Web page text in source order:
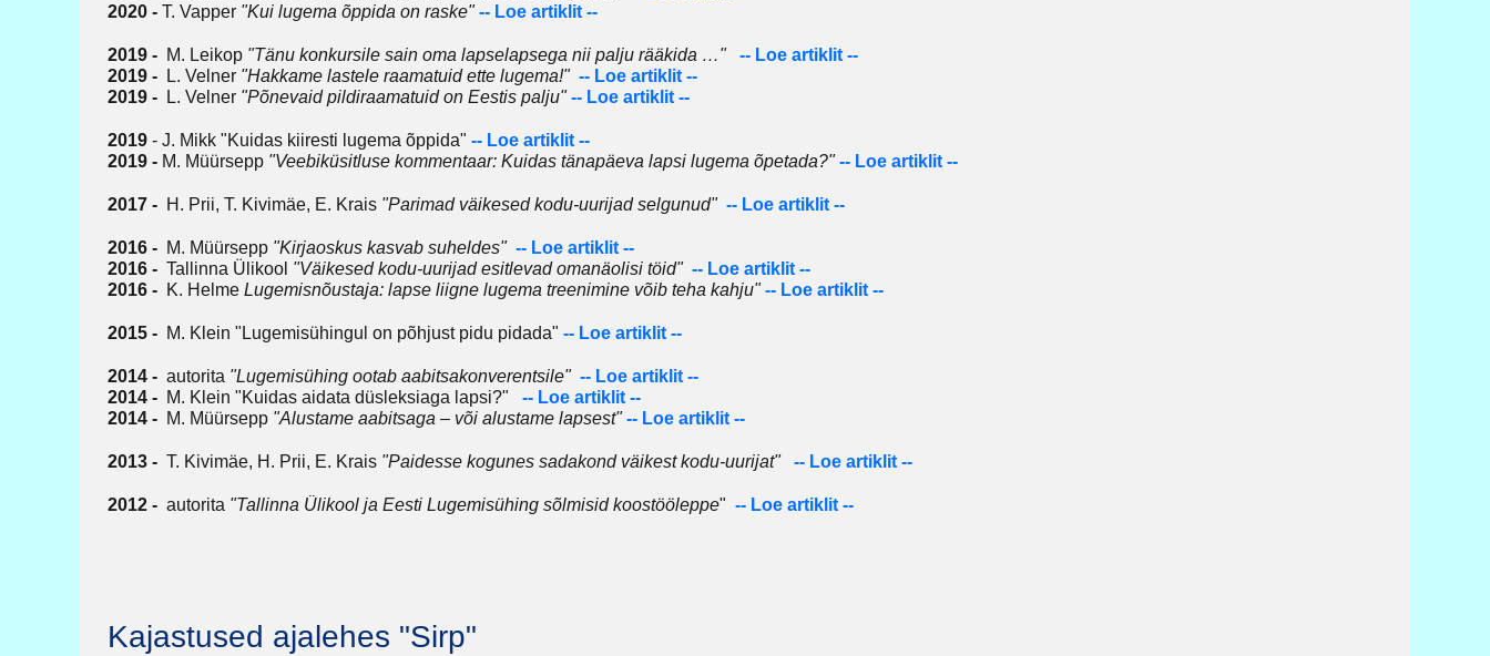
2020 - T. Vapper "Kui lugema õppida on raske" -- Loe artiklit --
2019 - M. Leikop "Tänu konkursile sain oma lapselapsega nii palju rääkida …"
-- Loe artiklit --
2019 - L. Velner "Hakkame lastele raamatuid ette lugema!" -- Loe artiklit --
2019 - L. Velner "Põnevaid pildiraamatuid on Eestis palju" -- Loe artiklit --
2019 - J. Mikk "Kuidas kiiresti lugema õppida" -- Loe artiklit --
2019 - M. Müürsepp "Veebiküsitluse kommentaar: Kuidas tänapäeva lapsi lugema õpetada?" -- Loe artiklit --
2017 - H. Prii, T. Kivimäe, E. Krais "Parimad väikesed kodu-uurijad selgunud" -- Loe artiklit --
2016 - M. Müürsepp "Kirjaoskus kasvab suheldes" -- Loe artiklit --
2016 - Tallinna Ülikool "Väikesed kodu-uurijad esitlevad omanäolisi töid" -- Loe artiklit --
2016 - K. Helme Lugemisnõustaja: lapse liigne lugema treenimine võib teha kahju" -- Loe artiklit --
2015 - M. Klein "Lugemisühingul on põhjust pidu pidada" -- Loe artiklit --
2014 - autorita "Lugemisühing ootab aabitsakonverentsile" -- Loe artiklit --
2014 - M. Klein "Kuidas aidata düsleksiaga lapsi?" -- Loe artiklit --
2014 - M. Müürsepp "Alustame aabitsaga – või alustame lapsest" -- Loe artiklit --
2013 - T. Kivimäe, H. Prii, E. Krais "Paidesse kogunes sadakond väikest kodu-uurijat" -- Loe artiklit --
2012 - autorita "Tallinna Ülikool ja Eesti Lugemisühing sõlmisid koostööleppe" -- Loe artiklit --
Kajastused ajalehes "Sirp"